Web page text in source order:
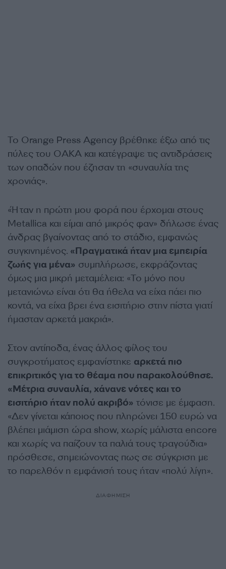
Το Orange Press Agency βρέθηκε έξω από τις
πύλες του ΟΑΚΑ και κατέγραψε τις αντιδράσεις
των οπαδών που έζησαν τη «συναυλία της
χρονιάς».
«Ήταν η πρώτη μου φορά που έρχομαι στους
Metallica και είμαι από μικρός φαν» δήλωσε ένας
άνδρας βγαίνοντας από το στάδιο, εμφανώς
συγκινημένος. «Πραγματικά ήταν μια εμπειρία
ζωής για μένα» συμπλήρωσε, εκφράζοντας
όμως μια μικρή μεταμέλεια: «Το μόνο που
μετανιώνω είναι ότι θα ήθελα να είχα πάει πιο
κοντά, να είχα βρει ένα εισιτήριο στην πίστα γιατί
ήμασταν αρκετά μακριά».
Στον αντίποδα, ένας άλλος φίλος του
συγκροτήματος εμφανίστηκε αρκετά πιο
επικριτικός για το θέαμα που παρακολούθησε.
«Μέτρια συναυλία, χάνανε νότες και το
εισιτήριο ήταν πολύ ακριβό» τόνισε με έμφαση.
«Δεν γίνεται κάποιος που πληρώνει 150 ευρώ να
βλέπει μιάμιση ώρα show, χωρίς μάλιστα encore
και χωρίς να παίζουν τα παλιά τους τραγούδια»
πρόσθεσε, σημειώνοντας πως σε σύγκριση με
το παρελθόν η εμφάνισή τους ήταν «πολύ λίγη».
ΔΙΑΦΗΜΙΣΗ